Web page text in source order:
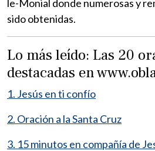
le-Monial donde numerosas y
sido obtenidas.
Lo más leído: Las 20
destacadas en
1. Jesús en ti confío
2. Oración a la Santa Cruz
3. 15 minutos en compañía de